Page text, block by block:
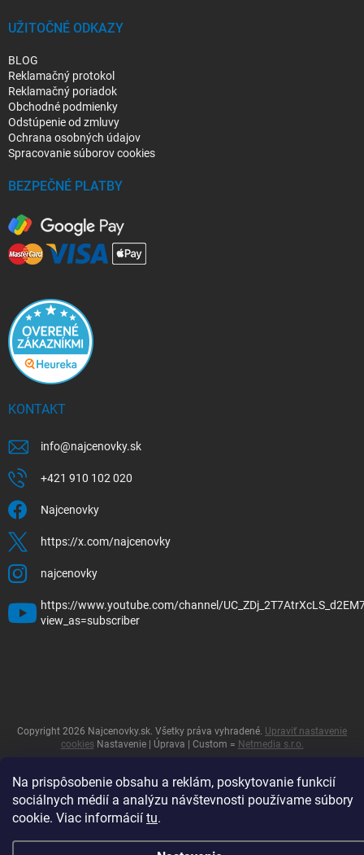
Na prispôsobenie obsahu a reklám, poskytovanie funkcií
sociálnych médií a analýzu návštevnosti používame súbory
cookie. Viac informácií tu.
UŽITOČNÉ ODKAZY
BLOG
Reklamačný protokol
Reklamačný poriadok
Obchodné podmienky
Odstúpenie od zmluvy
Ochrana osobných údajov
Spracovanie súborov cookies
BEZPEČNÉ PLATBY
KONTAKT
info@najcenovky.sk
+421 910 102 020
Najcenovky
https://x.com/najcenovky
najcenovky
https://www.youtube.com/channel/
view_as=subscriber
Copyright 2026 Najcenovky.sk. Všetky práva vyhradené. Upraviť nastavenie
cookiesNastavenie | Úprava | Custom = Netmedia s.r.o.